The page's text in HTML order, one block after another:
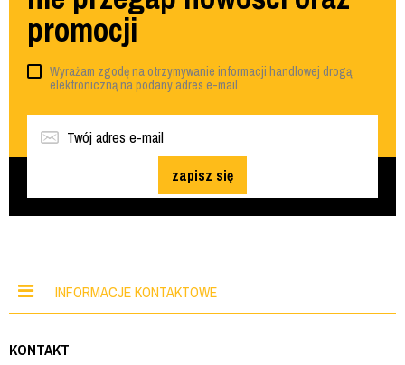
promocji
Wyrażam zgodę na otrzymywanie informacji handlowej drogą
elektroniczną na podany adres e-mail
zapisz się
INFORMACJE KONTAKTOWE
KONTAKT